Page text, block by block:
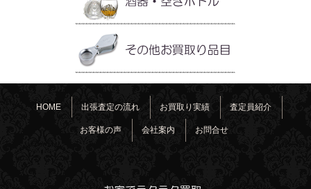
HOME 出張査定の流れ お買取り実績 査定員紹介
お客様の声 会社案内 お問合せ